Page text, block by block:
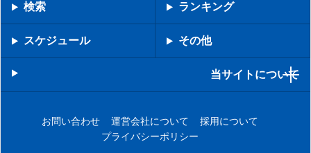
検索 ランキング
スケジュール その他
当サイトについて
お問い合わせ 運営会社について
採用について
プライバシーポリシー